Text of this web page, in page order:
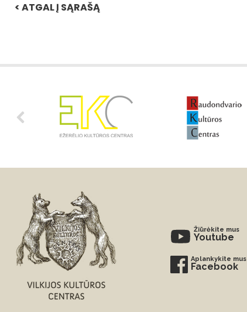
< ATGAL Į SĄRAŠĄ
Žiūrėkite mus
Youtube
Aplankykite mus
Facebook